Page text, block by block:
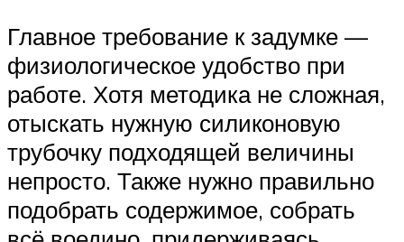
Главное требование к задумке —
физиологическое удобство при
работе. Хотя методика не сложная,
отыскать нужную силиконовую
трубочку подходящей величины
непросто. Также нужно правильно
подобрать содержимое, собрать